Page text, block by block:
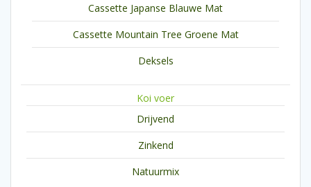
Cassette Japanse Blauwe Mat
Cassette Mountain Tree Groene Mat
Deksels
Koi voer
Drijvend
Zinkend
Natuurmix